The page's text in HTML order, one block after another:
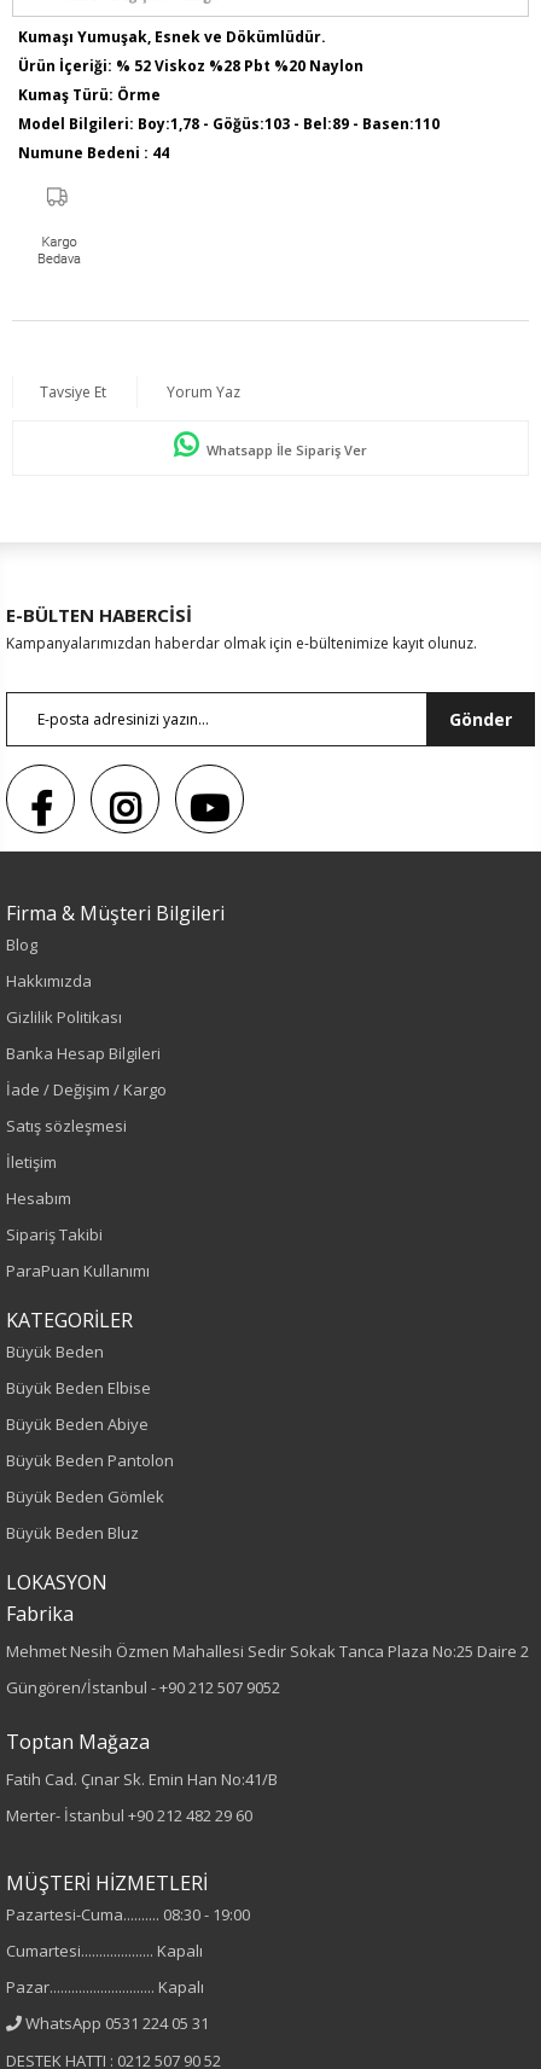
Kumaşı Yumuşak, Esnek ve Dökümlüdür.
Ürün İçeriği: % 52 Viskoz %28 Pbt %20 Naylon
Kumaş Türü: Örme
Model Bilgileri: Boy:1,78 - Göğüs:103 - Bel:89 - Basen:110
Numune Bedeni : 44
Yeşil
Sezon
Sonbahar-Kış
Yaş Grubu
Yetişkin
Büyük Beden
Boy
75
Kumaş Tipi
Örme
Düz
Kumaş
%52 Viskon
Yaka Tipi
Cinsiyet
Tavsiye Et Yorum Yaz
Whatsapp İle Sipariş Ver
E-BÜLTEN HABERCİSİ
Kampanyalarımızdan haberdar olmak için e-bültenimize kayıt olunuz.
Gönder
Firma & Müşteri Bilgileri
Blog
Hakkımızda
Gizlilik Politikası
Banka Hesap Bilgileri
İade / Değişim / Kargo
Satış sözleşmesi
İletişim
Hesabım
Sipariş Takibi
ParaPuan Kullanımı
KATEGORİLER
Büyük Beden
Büyük Beden Elbise
Büyük Beden Abiye
Büyük Beden Pantolon
Büyük Beden Gömlek
Büyük Beden Bluz
LOKASYON
Fabrika
Mehmet Nesih Özmen Mahallesi Sedir Sokak Tanca Plaza No:25 Daire 2
Güngören/İstanbul -+90 212 507 9052
Toptan Mağaza
Fatih Cad. Çınar Sk. Emin Han No:41/B
Merter- İstanbul +90 212 482 29 60
MÜŞTERİ HİZMETLERİ
Pazartesi-Cuma.......... 08:30 - 19:00
Cumartesi.................... Kapalı
Pazar............................. Kapalı
WhatsApp 0531 224 05 31
DESTEK HATTI : 0212 507 90 52